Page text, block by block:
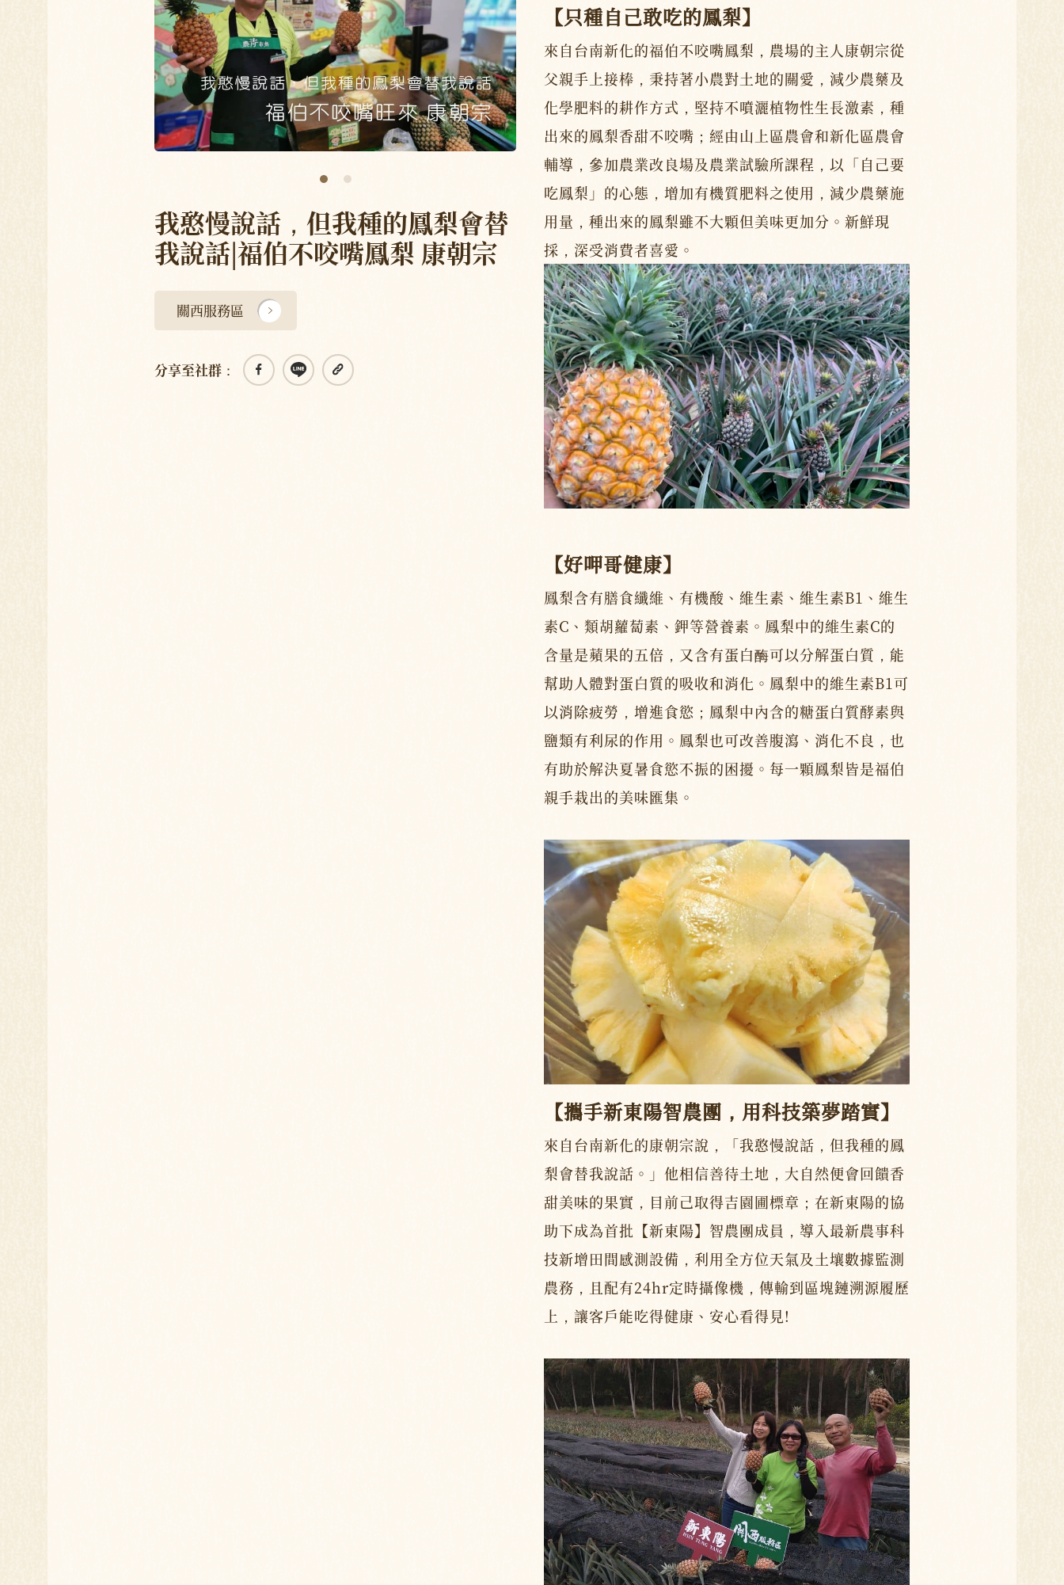
我憨慢說話，但我種的鳳梨會替
我說話|福伯不咬嘴鳳梨 康朝宗
關西服務區
分享至社群：
【只種自己敢吃的鳳梨】
來自台南新化的福伯不咬嘴鳳梨，農場的主人康朝宗從
父親手上接棒，秉持著小農對土地的關愛，減少農藥及
化學肥料的耕作方式，堅持不噴灑植物性生長激素，種
出來的鳳梨香甜不咬嘴；經由山上區農會和新化區農會
輔導，參加農業改良場及農業試驗所課程，以「自己要
吃鳳梨」的心態，增加有機質肥料之使用，減少農藥施
用量，種出來的鳳梨雖不大顆但美味更加分。新鮮現
採，深受消費者喜愛。
【好呷哥健康】
鳳梨含有膳食纖維、有機酸、維生素、維生素B1、維生
素C、類胡蘿蔔素、鉀等營養素。鳳梨中的維生素C的
含量是蘋果的五倍，又含有蛋白酶可以分解蛋白質，能
幫助人體對蛋白質的吸收和消化。鳳梨中的維生素B1可
以消除疲勞，增進食慾；鳳梨中內含的糖蛋白質酵素與
鹽類有利尿的作用。鳳梨也可改善腹瀉、消化不良，也
有助於解決夏暑食慾不振的困擾。每一顆鳳梨皆是福伯
親手栽出的美味匯集。
【攜手新東陽智農團，用科技築夢踏實】
來自台南新化的康朝宗說，「我憨慢說話，但我種的鳳
梨會替我說話。」他相信善待土地，大自然便會回饋香
甜美味的果實，目前己取得吉園圃標章；在新東陽的協
助下成為首批【新東陽】智農團成員，導入最新農事科
技新增田間感測設備，利用全方位天氣及土壤數據監測
農務，且配有24hr定時攝像機，傳輸到區塊鏈溯源履歷
上，讓客戶能吃得健康、安心看得見!